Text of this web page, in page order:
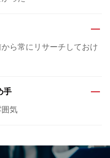
ら常にリサーチしておけ
手
気